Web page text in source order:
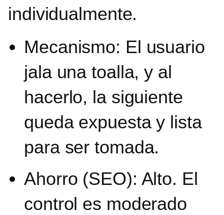
individualmente.
Mecanismo: El usuario
jala una toalla, y al
hacerlo, la siguiente
queda expuesta y lista
para ser tomada.
Ahorro (SEO): Alto. El
control es moderado